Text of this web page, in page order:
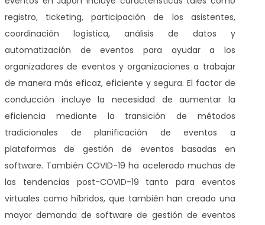
registro, ticketing, participación de los asistentes,
coordinación logística, análisis de datos y
automatización de eventos para ayudar a los
organizadores de eventos y organizaciones a trabajar
de manera más eficaz, eficiente y segura. El factor de
conducción incluye la necesidad de aumentar la
eficiencia mediante la transición de métodos
tradicionales de planificación de eventos a
plataformas de gestión de eventos basadas en
software. También COVID-19 ha acelerado muchas de
las tendencias post-COVID-19 tanto para eventos
virtuales como híbridos, que también han creado una
mayor demanda de software de gestión de eventos